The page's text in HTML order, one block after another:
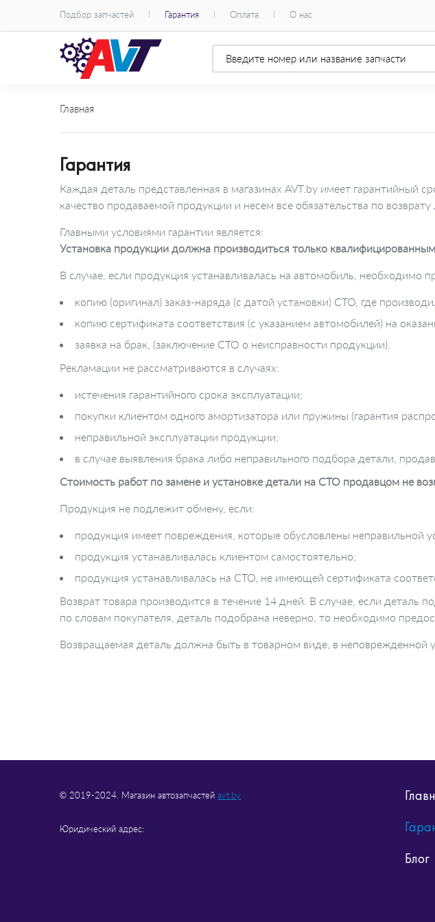
Подбор запчастей Гарантия Оплата О нас
Главная
Гарантия
Каждая деталь представленная в магазинах AVT.by имеет гарантийный
качество продаваемой продукции и несем все обязательства по
Главными условиями гарантии является:
Установка продукции должна производиться только
В случае, если продукция устанавливалась на автомобиль, необходимо
копию (оригинал) заказ-наряда (с датой установки) СТО, где
копию сертификата соответствия (с указанием автомобилей) на
заявка на брак, (заключение СТО о неисправности продукции).
Рекламации не рассматриваются в случаях:
истечения гарантийного срока эксплуатации;
покупки клиентом одного амортизатора или пружины (гарантия
неправильной эксплуатации продукции;
в случае выявления брака либо неправильного подбора детали,
Стоимость работ по замене и установке детали на СТО продавцом не
Продукция не подлежит обмену, если:
продукция имеет повреждения, которые обусловлены неправильной
продукция устанавливалась клиентом самостоятельно;
продукция устанавливалась на СТО, не имеющей сертификата
Возврат товара производится в течение 14 дней. В случае, если деталь
по словам покупателя, деталь подобрана неверно, то необходимо
Возвращаемая деталь должна быть в товарном виде, в неповрежденной
Блог
© 2019-2024. Магазин автозапчастей avt.by
Юридический адрес: